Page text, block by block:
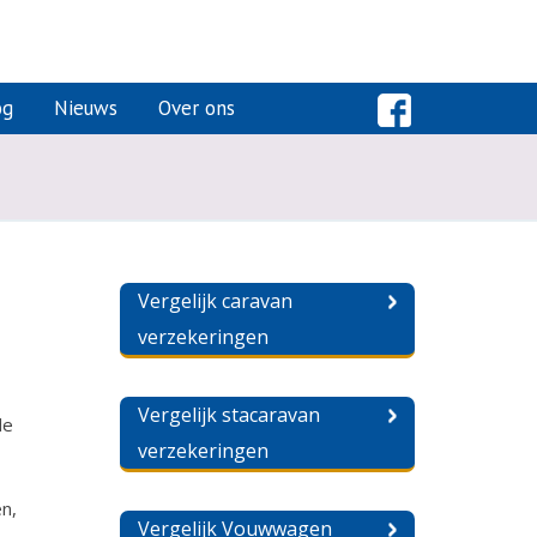
Nieuws Over ons
Vergelijk caravan
verzekeringen
Vergelijk stacaravan
verzekeringen
Vergelijk Vouwwagen